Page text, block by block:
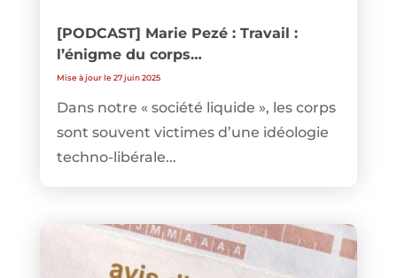
[PODCAST] Marie Pezé : Travail :
l’énigme du corps…
Mise à jour le 27 juin 2025
Dans notre « société liquide », les corps
sont souvent victimes d’une idéologie
techno-libérale...